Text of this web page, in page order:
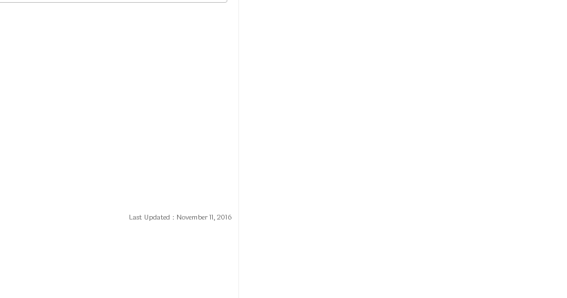
Last Updated : November 11, 2016